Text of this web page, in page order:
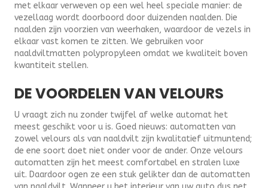
met elkaar verweven op een wel heel speciale manier: de
vezellaag wordt doorboord door duizenden naalden. Die
naalden zijn voorzien van weerhaken, waardoor de vezels in
elkaar vast komen te zitten. We gebruiken voor
naaldviltmatten polypropyleen omdat we kwaliteit boven
kwantiteit stellen.
DE VOORDELEN VAN VELOURS
U vraagt zich nu zonder twijfel af welke automat het
meest geschikt voor u is. Goed nieuws: automatten van
zowel velours als van naaldvilt zijn kwalitatief uitmuntend;
de ene soort doet niet onder voor de ander. Onze velours
automatten zijn het meest comfortabel en stralen luxe
uit. Daardoor ogen ze een stuk gelikter dan de automatten